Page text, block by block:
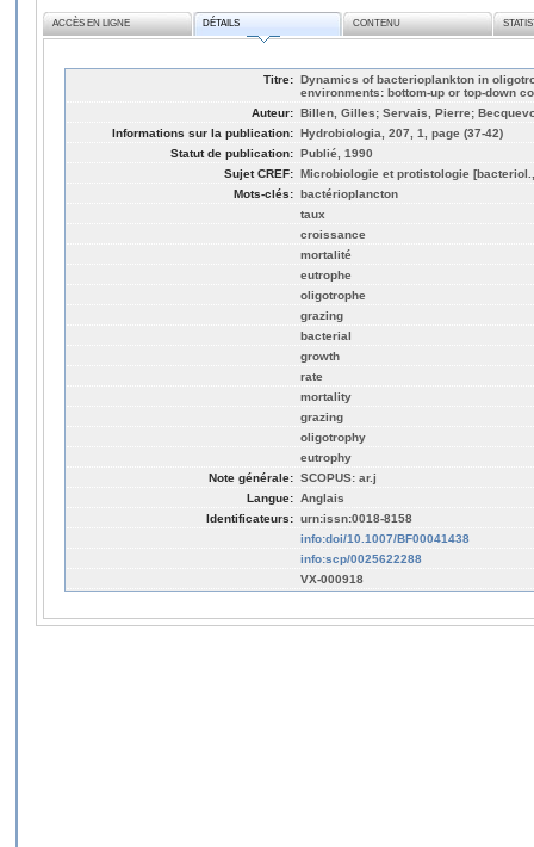
ACCÈS EN LIGNE DÉTAILS CONTENU
Titre: Dynamics of bacterioplankton in
environments: bottom-up or top-down
Auteur: Billen, Gilles; Servais, Pierre;
Informations sur la publication: Hydrobiologia, 207, 1, page (37-42)
Statut de publication: Publié, 1990
Sujet CREF: Microbiologie et protistologie
Mots-clés: bactérioplancton
taux
croissance
mortalité
eutrophe
oligotrophe
grazing
bacterial
growth
rate
mortality
grazing
oligotrophy
eutrophy
Note générale: SCOPUS: ar.j
Langue: Anglais
Identificateurs: urn:issn:0018-8158
info:doi/10.1007/BF00041438
info:scp/0025622288
VX-000918